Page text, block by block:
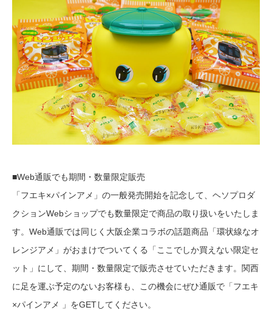
■Web通販でも期間・数量限定販売
「フエキ×パインアメ」の一般発売開始を記念して、ヘソプロダ
クションWebショップでも数量限定で商品の取り扱いをいたしま
す。Web通販では同じく大阪企業コラボの話題商品「環状線なオ
レンジアメ」がおまけでついてくる「ここでしか買えない限定セ
ット」にして、期間・数量限定で販売させていただきます。関西
に足を運ぶ予定のないお客様も、この機会にぜひ通販で「フエキ
×パインアメ 」をGETしてください。